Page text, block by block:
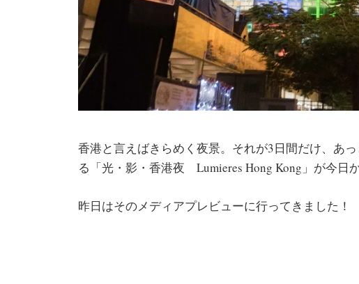
香港と言えばきらめく夜景。それが3日間だけ、あ
る「光・影・香港夜 Lumieres Hong Kong」が今日
昨日はそのメディアプレビューに行ってきました！